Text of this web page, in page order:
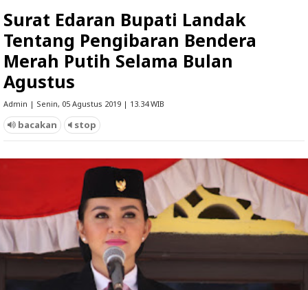
Surat Edaran Bupati Landak
Tentang Pengibaran Bendera
Merah Putih Selama Bulan
Agustus
Admin | Senin, 05 Agustus 2019 | 13.34 WIB
bacakan stop